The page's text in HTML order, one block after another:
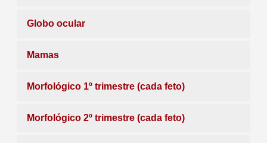
Globo ocular
Mamas
Morfológico 1º trimestre (cada feto)
Morfológico 2º trimestre (cada feto)